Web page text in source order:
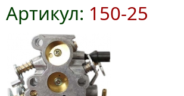
Артикул: 150-25